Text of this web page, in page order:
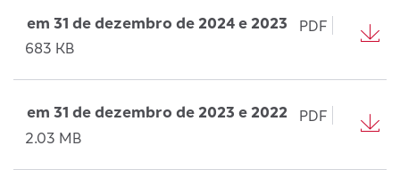
em 31 de dezembro de 2024 e 2023
PDF
683 KB
em 31 de dezembro de 2023 e 2022
PDF
2.03 MB